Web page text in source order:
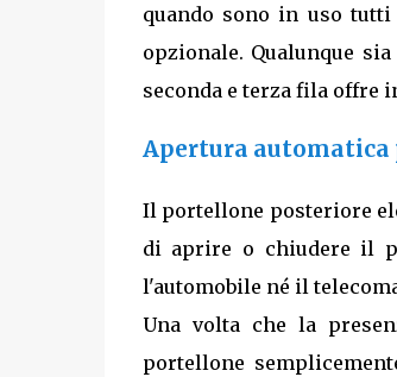
quando sono in uso
opzionale. Qualunque
seconda e terza fila offre
Apertura automatica
Il portellone posteriore
di aprire o chiudere il
l'automobile né il
Una volta che la
portellone